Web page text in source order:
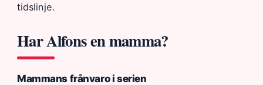
tidslinje.
Har Alfons en mamma?
Mammans frånvaro i serien